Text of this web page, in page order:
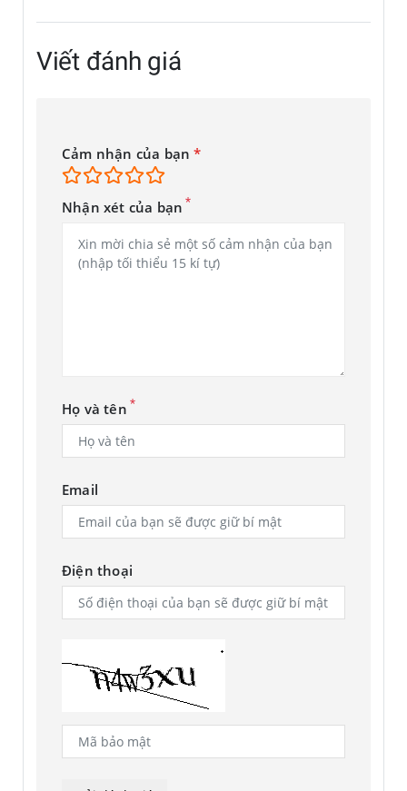
Viết đánh giá
Cảm nhận của bạn*
Nhận xét của bạn *
Họ và tên *
Email
Điện thoại